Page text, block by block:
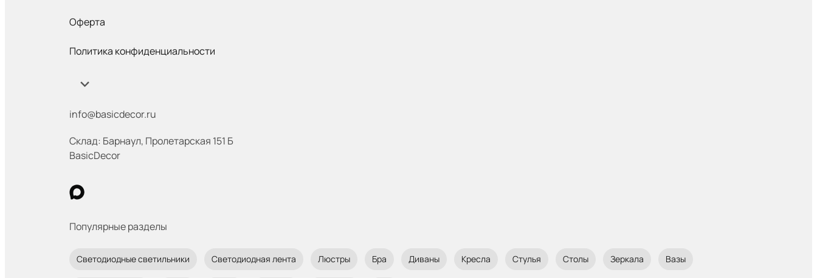
Оферта
Политика конфиденциальности
info@basicdecor.ru
Склад: Барнаул, ​ Пролетарская 151 Б
BasicDecor
Популярные разделы
Светодиодные светильники Светодиодная лента Люстры Бра Диваны Кресла Стулья Столы Зеркала Вазы